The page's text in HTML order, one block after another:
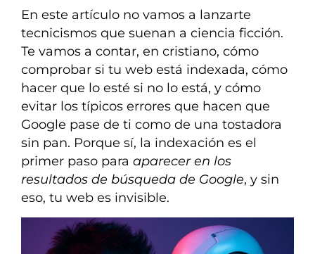
En este artículo no vamos a lanzarte
tecnicismos que suenan a ciencia ficción.
Te vamos a contar, en cristiano, cómo
comprobar si tu web está indexada, cómo
hacer que lo esté si no lo está, y cómo
evitar los típicos errores que hacen que
Google pase de ti como de una tostadora
sin pan. Porque sí, la indexación es el
primer paso para aparecer en los
resultados de búsqueda de Google, y sin
eso, tu web es invisible.